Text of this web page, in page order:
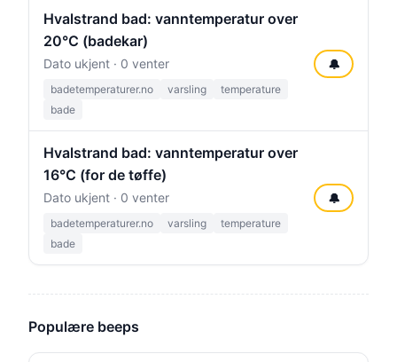
Hvalstrand bad: vanntemperatur over
20°C (badekar)
Dato ukjent · 0 venter
badetemperaturer.no varsling
temperature
bade
🔔
Hvalstrand bad: vanntemperatur over
16°C (for de tøffe)
Dato ukjent · 0 venter
badetemperaturer.no varsling
temperature
bade
🔔
Populære beeps